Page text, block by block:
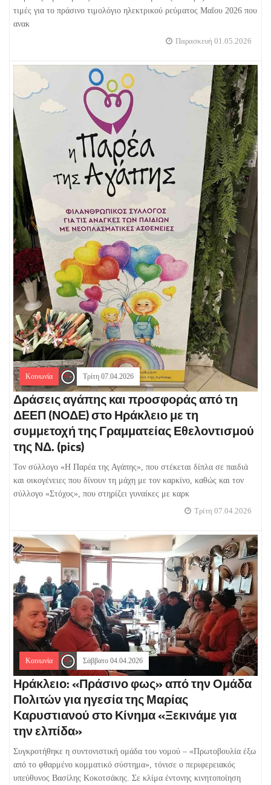
τιμές για το πράσινο τιμολόγιο ηλεκτρικού ρεύματος Μαΐου 2026 που
ανακ
Παρασκευή 01.05.2026
Κοινωνία Τρίτη 07.04.2026
Δράσεις αγάπης και προσφοράς από τη
ΔΕΕΠ (ΝΟΔΕ) στο Ηράκλειο με τη
συμμετοχή της Γραμματείας Εθελοντισμού
της ΝΔ. (pics)
Τον σύλλογο «Η Παρέα της Αγάπης», που στέκεται δίπλα σε παιδιά
και οικογένειες που δίνουν τη μάχη με τον καρκίνο, καθώς και τον
σύλλογο «Στόχος», που στηρίζει γυναίκες με καρκ
Τρίτη 07.04.2026
Κοινωνία Σάββατο 04.04.2026
Ηράκλειο: «Πράσινο φως» από την Ομάδα
Πολιτών για ηγεσία της Μαρίας
Καρυστιανού στο Κίνημα «Ξεκινάμε για
την ελπίδα»
Συγκροτήθηκε η συντονιστική ομάδα του νομού – «Πρωτοβουλία έξω
από το φθαρμένο κομματικό σύστημα», τόνισε ο περιφερειακός
υπεύθυνος Βασίλης Κοκοτσάκης. Σε κλίμα έντονης κινητοποίηση